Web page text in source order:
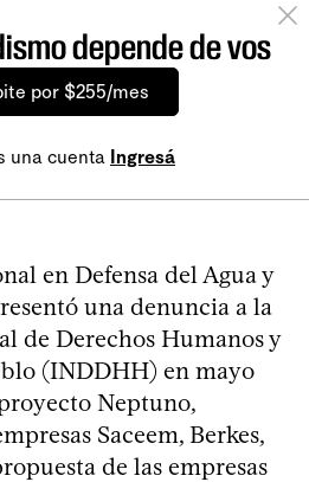
depende de vos
por $255/mes
una cuenta Ingresá
en Defensa del Agua y
una denuncia a la
de Derechos Humanos y
(INDDHH) en mayo
Neptuno,
Saceem, Berkes,
de las empresas